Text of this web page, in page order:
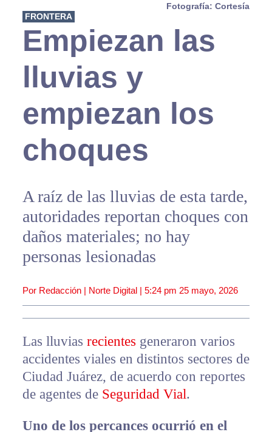
Fotografía: Cortesía
FRONTERA
Empiezan las
lluvias y
empiezan los
choques
A raíz de las lluvias de esta tarde,
autoridades reportan choques con
daños materiales; no hay
personas lesionadas
Por Redacción | Norte Digital | 5:24 pm 25 mayo, 2026
Las lluvias recientes generaron varios
accidentes viales en distintos sectores de
Ciudad Juárez, de acuerdo con reportes
de agentes de Seguridad Vial.
Uno de los percances ocurrió en el